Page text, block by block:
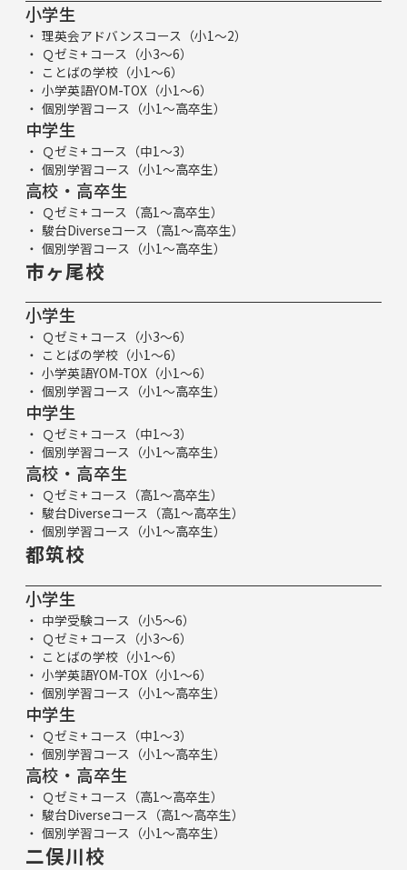
小学生
理英会アドバンスコース（小1～2）
Ｑゼミ+ コース（小3～6）
ことばの学校（小1～6）
小学英語YOM-TOX（小1～6）
個別学習コース（小1～高卒生）
中学生
Ｑゼミ+ コース（中1～3）
個別学習コース（小1～高卒生）
高校・高卒生
Ｑゼミ+ コース（高1～高卒生）
駿台Diverseコース（高1～高卒生）
個別学習コース（小1～高卒生）
市ヶ尾校
小学生
Ｑゼミ+ コース（小3～6）
ことばの学校（小1～6）
小学英語YOM-TOX（小1～6）
個別学習コース（小1～高卒生）
中学生
Ｑゼミ+ コース（中1～3）
個別学習コース（小1～高卒生）
高校・高卒生
Ｑゼミ+ コース（高1～高卒生）
駿台Diverseコース（高1～高卒生）
個別学習コース（小1～高卒生）
都筑校
小学生
中学受験コース（小5～6）
Ｑゼミ+ コース（小3～6）
ことばの学校（小1～6）
小学英語YOM-TOX（小1～6）
個別学習コース（小1～高卒生）
中学生
Ｑゼミ+ コース（中1～3）
個別学習コース（小1～高卒生）
高校・高卒生
Ｑゼミ+ コース（高1～高卒生）
駿台Diverseコース（高1～高卒生）
個別学習コース（小1～高卒生）
二俣川校